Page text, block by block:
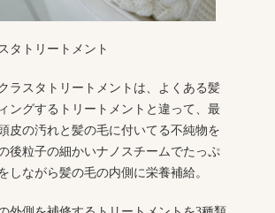
タトリートメント
ラスタトリートメントは、よくある髪
ングするトリートメントと違って、最
皮の汚れと髪の毛に付いてる不純物を
後粒子の細かいナノスチームでたっぷ
しながら髪の毛の内側に栄養補給。